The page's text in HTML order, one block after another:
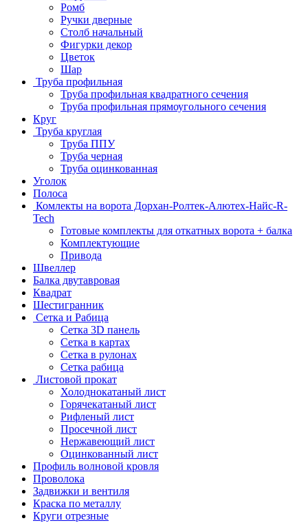
Ромб
Ручки дверные
Столб начальный
Фигурки декор
Цветок
Шар
Труба профильная
Труба профильная квадратного сечения
Труба профильная прямоугольного сечения
Круг
Труба круглая
Труба ППУ
Труба черная
Труба оцинкованная
Уголок
Полоса
Комлекты на ворота Дорхан-Ролтек-Алютех-Найс-R-
Tech
Готовые комплекты для откатных ворота + балка
Комплектующие
Привода
Швеллер
Балка двутавровая
Квадрат
Шестигранник
Сетка и Рабица
Сетка 3D панель
Сетка в картах
Сетка в рулонах
Сетка рабица
Листовой прокат
Холоднокатаный лист
Горячекатаный лист
Рифленый лист
Просечной лист
Нержавеющий лист
Оцинкованный лист
Профиль волновой кровля
Проволока
Задвижки и вентиля
Краска по металлу
Круги отрезные